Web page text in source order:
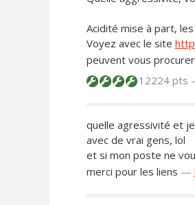
Acidité mise à part,
Voyez avec le site
peuvent vous
12224 pts
quelle agressivité et
avec de vrai gens, lol
et si mon poste ne
merci pour les liens —